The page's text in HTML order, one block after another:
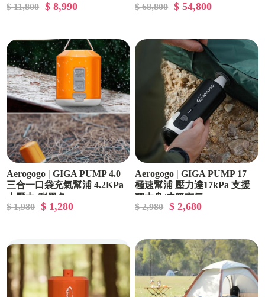
$ 11,800 $ 8,990 $ 68,800 $ 54,800
Aerogogo | GIGA PUMP 4.0
三合一口袋充氣幫浦 4.2KPa
大壓力-剩黑色
$ 1,980
$ 1,280
Aerogogo | GIGA PUMP 17
極速幫浦 壓力達17kPa 支援
獨木舟/皮艇充氣
$ 2,980
$ 2,680